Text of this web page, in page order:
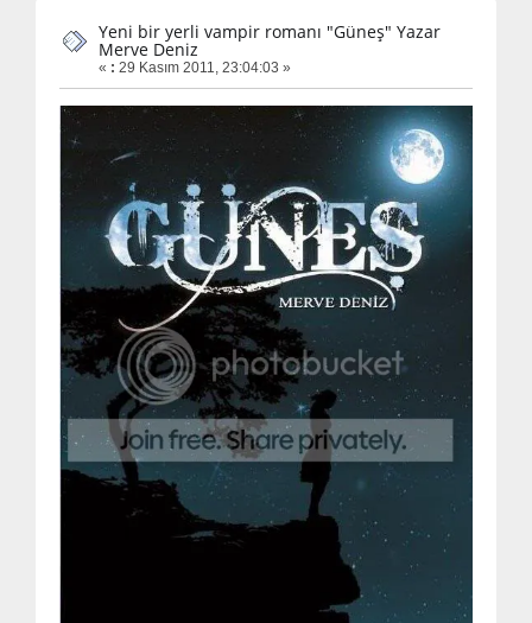
Yeni bir yerli vampir romanı "Güneş" Yazar
Merve Deniz
« : 29 Kasım 2011, 23:04:03 »